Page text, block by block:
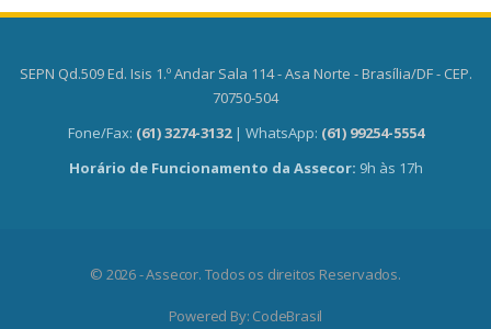
SEPN Qd.509 Ed. Isis 1.º Andar Sala 114 - Asa Norte - Brasília/DF - CEP.
70750-504
Fone/Fax: (61) 3274-3132 | WhatsApp: (61) 99254-5554
Horário de Funcionamento da Assecor: 9h às 17h
© 2026 - Assecor. Todos os direitos Reservados.
Powered By: CodeBrasil